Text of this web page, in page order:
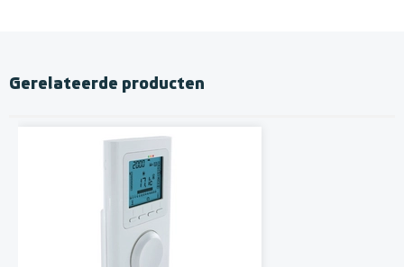
Gerelateerde producten